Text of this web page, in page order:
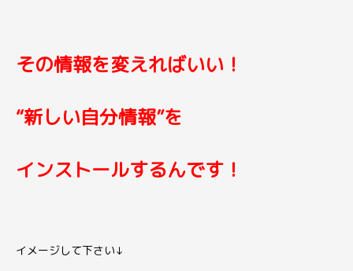
その情報を変えればいい！
“新しい自分情報”を
インストールするんです！
イメージして下さい↓